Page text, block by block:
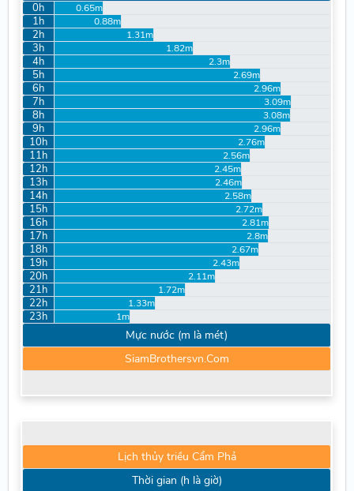
0h 0.65m
1h 0.88m
2h 1.31m
3h 1.82m
4h 2.3m
5h 2.69m
6h 2.96m
7h 3.09m
8h 3.08m
9h 2.96m
10h 2.76m
11h 2.56m
12h 2.45m
13h 2.46m
14h 2.58m
15h 2.72m
16h 2.81m
17h 2.8m
18h 2.67m
19h 2.43m
20h 2.11m
21h 1.72m
22h 1.33m
23h 1m
Mực nước (m là mét)
SiamBrothersvn.Com
Lịch thủy triều Cẩm Phả
Thời gian (h là giờ)